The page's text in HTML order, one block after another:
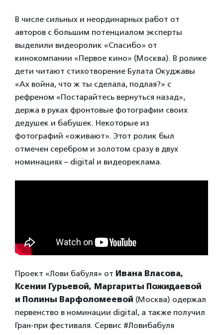
В числе сильных и неординарных работ от
авторов с большим потенциалом эксперты
выделили видеоролик «Спасибо» от
кинокомпании «Первое кино» (Москва). В ролике
дети читают стихотворение Булата Окуджавы
«Ах война, что ж ты сделала, подлая?» с
рефреном «Постарайтесь вернуться назад»,
держа в руках фронтовые фотографии своих
дедушек и бабушек. Некоторые из
фотографий «оживают». Этот ролик был
отмечен серебром и золотом сразу в двух
номинациях – digital и видеореклама.
Проект «Лови бабуля» от Ивана Власова,
Ксении Гурьевой, Маргариты Пожидаевой
и Полины Варфоломеевой (Москва) одержал
первенство в номинации digital, а также получил
Гран-при фестиваля. Сервис #Ловибабуля